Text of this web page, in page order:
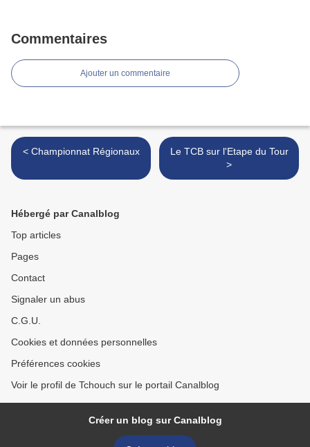
Commentaires
Ajouter un commentaire
< Championnat Régionaux
Le TCB sur l'Etape du Tour
>
Hébergé par Canalblog
Top articles
Pages
Contact
Signaler un abus
C.G.U.
Cookies et données personnelles
Préférences cookies
Voir le profil de Tchouch sur le portail Canalblog
Créer un blog sur Canalblog